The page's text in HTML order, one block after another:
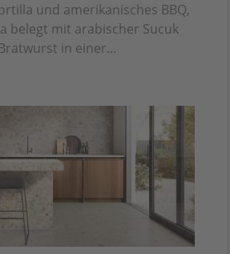
und amerikanisches BBQ,
belegt mit arabischer Sucuk
in einer...